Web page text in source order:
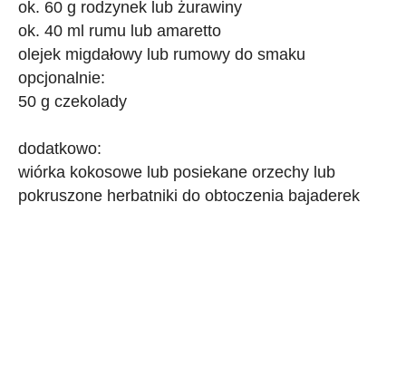
ok. 60 g rodzynek lub żurawiny
ok. 40 ml rumu lub amaretto
olejek migdałowy lub rumowy do smaku
opcjonalnie:
50 g czekolady
dodatkowo:
wiórka kokosowe lub posiekane orzechy lub
pokruszone herbatniki do obtoczenia bajaderek